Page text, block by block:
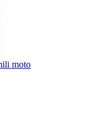
moto